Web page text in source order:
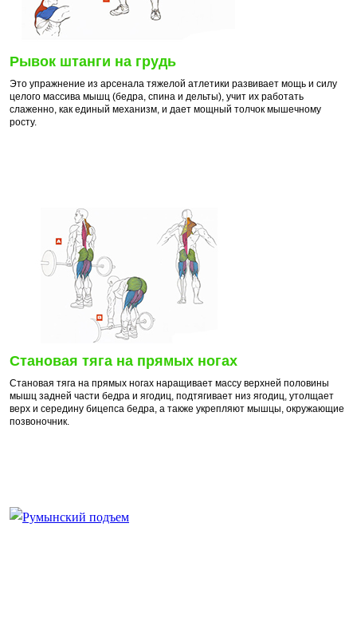
Рывок штанги на грудь
Это упражнение из арсенала тяжелой атлетики развивает мощь и силу
целого массива мышц (бедра, спина и дельты), учит их работать
слаженно, как единый механизм, и дает мощный толчок мышечному
росту.
Становая тяга на прямых ногах
Становая тяга на прямых ногах наращивает массу верхней половины
мышц задней части бедра и ягодиц, подтягивает низ ягодиц, утолщает
верх и середину бицепса бедра, а также укрепляют мышцы, окружающие
позвоночник.